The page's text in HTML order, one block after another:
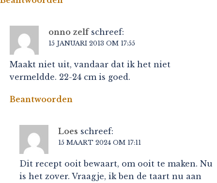
onno zelf schreef:
15 JANUARI 2013 OM 17:55
Maakt niet uit, vandaar dat ik het niet
vermeldde. 22-24 cm is goed.
Beantwoorden
Loes schreef:
15 MAART 2024 OM 17:11
Dit recept ooit bewaart, om ooit te maken. Nu
is het zover. Vraagje, ik ben de taart nu aan